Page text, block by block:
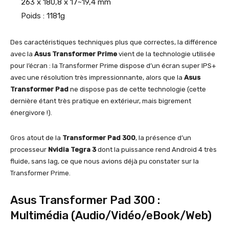
263 x 180,8 x 17~19,4 mm
Poids : 1181g
Des caractéristiques techniques plus que correctes, la différence
avec la Asus Transformer Prime vient de la technologie utilisée
pour l’écran : la Transformer Prime dispose d’un écran super IPS+
avec une résolution très impressionnante, alors que la Asus
Transformer Pad ne dispose pas de cette technologie (cette
dernière étant très pratique en extérieur, mais bigrement
énergivore !).
Gros atout de la Transformer Pad 300, la présence d’un
processeur Nvidia Tegra 3dont la puissance rend Android 4 très
fluide, sans lag, ce que nous avions déjà pu constater sur la
Transformer Prime.
Asus Transformer Pad 300 :
Multimédia (Audio/Vidéo/eBook/Web)